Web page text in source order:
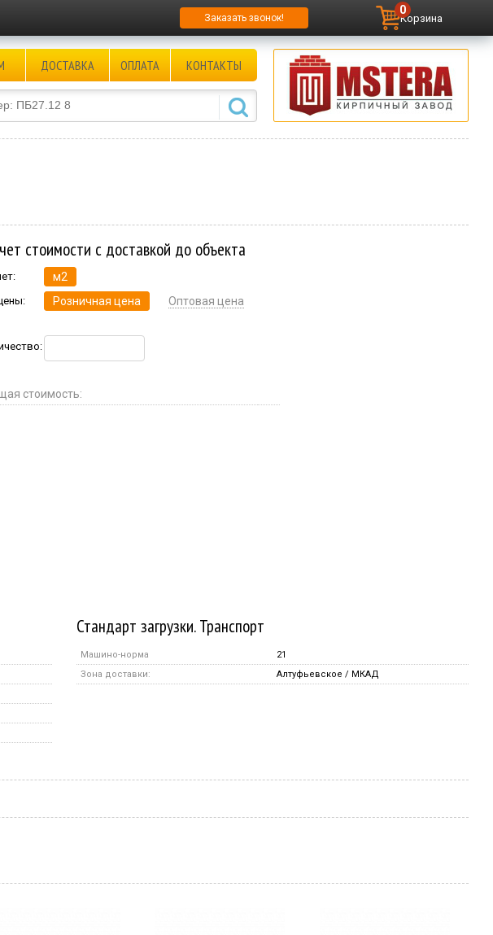
Заказать звонок! Корзина
0
ДОСТАВКА ОПЛАТА КОНТАКТЫ
стоимости с доставкой до объекта
м2
Розничная цена Оптовая цена
стоимость:
Стандарт загрузки. Транспорт
Машино-норма
21
Зона доставки:
Алтуфьевское / МКАД